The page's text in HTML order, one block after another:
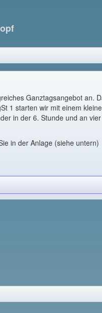
Ganztagsangebot an.
1 starten wir mit einem
in der 6. Stunde und an
in der Anlage (siehe untern)